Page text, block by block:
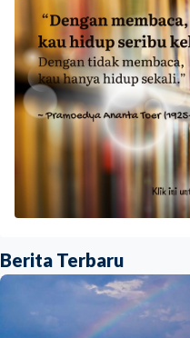
Berita Terbaru